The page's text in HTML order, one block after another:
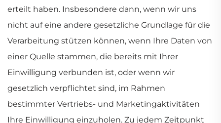
erteilt haben. Insbesondere dann, wenn wir uns
nicht auf eine andere gesetzliche Grundlage für die
Verarbeitung stützen können, wenn Ihre Daten von
einer Quelle stammen, die bereits mit Ihrer
Einwilligung verbunden ist, oder wenn wir
gesetzlich verpflichtet sind, im Rahmen
bestimmter Vertriebs- und Marketingaktivitäten
Ihre Einwilligung einzuholen. Zu jedem Zeitpunkt